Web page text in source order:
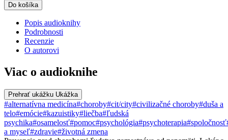
Do košíka
Popis audioknihy
Podrobnosti
Recenzie
O autorovi
Viac o audioknihe
Prehrať ukážku Ukážka
#alternatívna medicína#choroby#cit/city#civilizačné choroby#duša a
telo#emócie#kazuistiky#liečba#ľudská
psychika#osamelosť#pomoc#psychológia#psychoterapia#spoločnosť
a myseľ#zdravie#životná zmena